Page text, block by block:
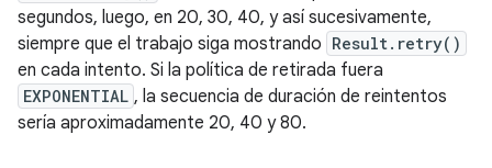
segundos, luego, en 20, 30, 40, y así sucesivamente,
siempre que el trabajo siga mostrando Result.retry()
en cada intento. Si la política de retirada fuera
EXPONENTIAL , la secuencia de duración de reintentos
sería aproximadamente 20, 40 y 80.